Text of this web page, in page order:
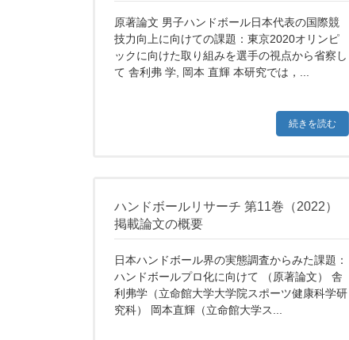
原著論文 男子ハンドボール日本代表の国際競
技力向上に向けての課題：東京2020オリンピ
ックに向けた取り組みを選手の視点から省察し
て 舎利弗 学, 岡本 直輝 本研究では，...
続きを読む
ハンドボールリサーチ 第11巻（2022）
掲載論文の概要
日本ハンドボール界の実態調査からみた課題：
ハンドボールプロ化に向けて （原著論文） 舎
利弗学（立命館大学大学院スポーツ健康科学研
究科） 岡本直輝（立命館大学ス...